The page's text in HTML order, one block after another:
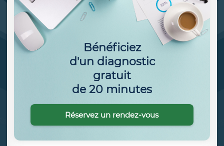
Bénéficiez
d'un diagnostic
gratuit
de 20 minutes
Réservez un rendez-vous